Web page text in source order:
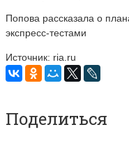
Попова рассказала о
экспресс-тестами
Источник: ria.ru
Поделиться